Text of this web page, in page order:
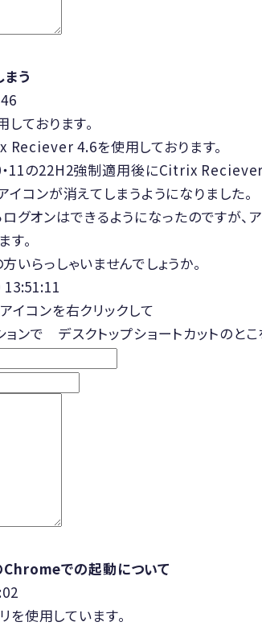
う
ております。
Reciever 4.6を使用しております。
の22H2強制適用後にCitrix Reciever
コンが消えてしまうようになりました。
グオンはできるようになったのですが
。
らっしゃいませんでしょうか。
イコンを右クリックして
ンで デスクトップショートカットのとこ
での起動について
を使用しています。